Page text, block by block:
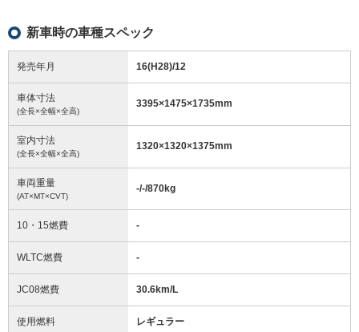
新車時の車種スペック
発売年月 16(H28)/12
車体寸法
(全長×全幅×全高)
3395×1475×1735mm
室内寸法
(全長×全幅×全高)
1320×1320×1375mm
車両重量
(AT×MT×CVT)
-/-/870kg
10・15燃費 -
WLTC燃費 -
JC08燃費 30.6km/L
使用燃料 レギュラー